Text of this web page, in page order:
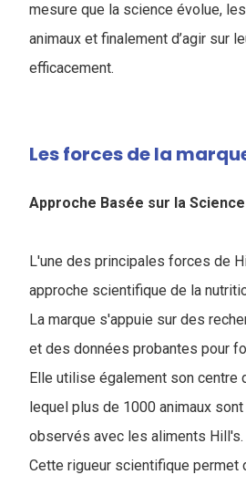
mesure que la science évolue,
animaux et finalement d’agir sur
efficacement.
Les forces de la
Approche Basée sur la Science
L'une des principales forces de
approche scientifique de la
La marque s'appuie sur des
et des données probantes pour
Elle utilise également son centre
lequel plus de 1000 animaux
observés avec les aliments Hill's.
Cette rigueur scientifique permet